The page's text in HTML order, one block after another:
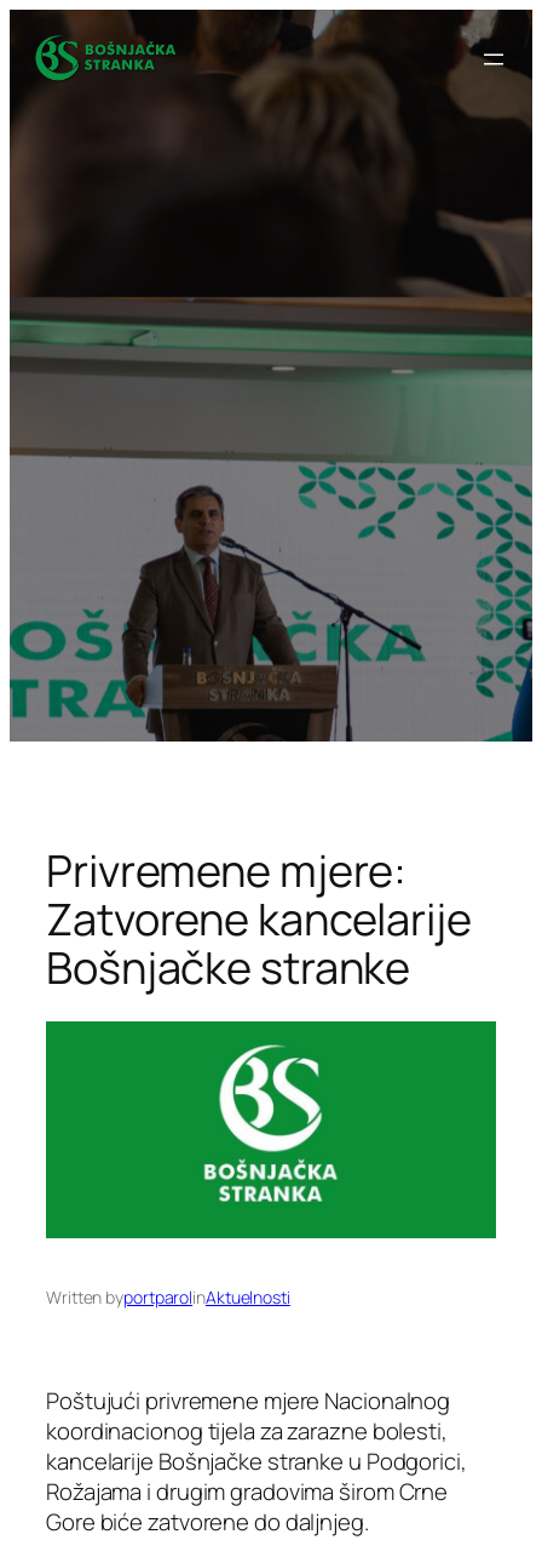
sadržaj
Privremene mjere:
Zatvorene kancelarije
Bošnjačke stranke
Written byportparolinAktuelnosti
Poštujući privremene mjere Nacionalnog
koordinacionog tijela za zarazne bolesti,
kancelarije Bošnjačke stranke u Podgorici,
Rožajama i drugim gradovima širom Crne
Gore biće zatvorene do daljnjeg.